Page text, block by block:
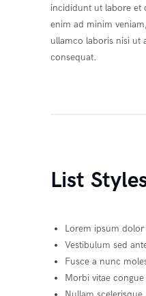
incididunt ut labore et
enim ad minim
ullamco laboris nisi ut
consequat.
List
Lorem ipsum dolor
Vestibulum sed
Fusce a nunc
Morbi vitae congue